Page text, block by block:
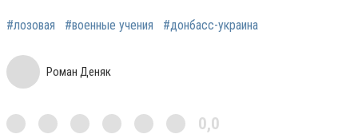
#лозовая #военные учения #донбасс-украина
Роман Деняк
0,0